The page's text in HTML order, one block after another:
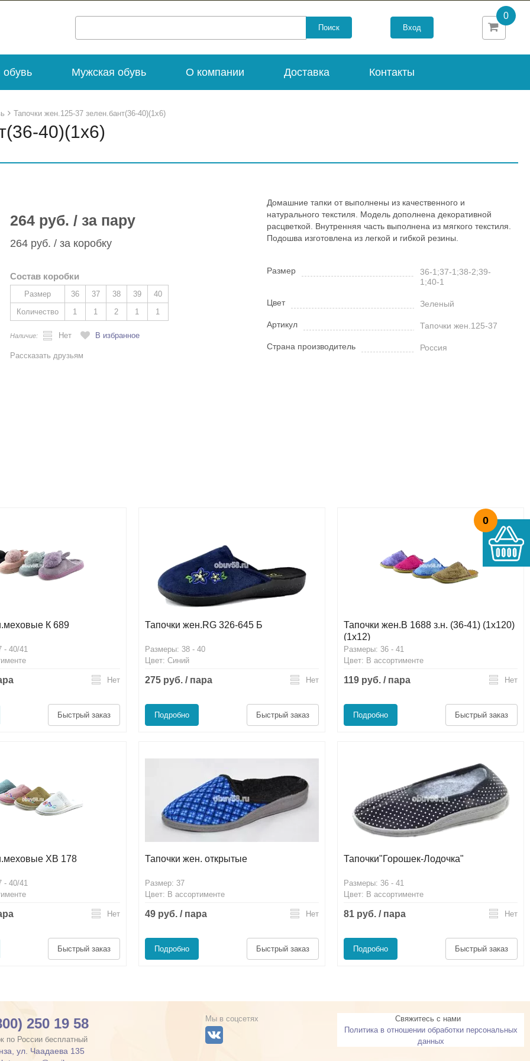
0
Вход
0
Мужская обувь О компании Доставка Контакты
Тапочки жен.125-37 зелен.бант(36-40)(1х6)
40)(1х6)
264 руб. / за пару
264 руб. / за коробку
Состав коробки
Размер 36 37 38 39
40
Количество
1 1 2 1 1
Наличие: Нет В избранное
Рассказать друзьям
Домашние тапки от выполнены из качественного и
натурального текстиля. Модель дополнена декоративной
расцветкой. Внутренняя часть выполнена из мягкого текстиля.
Подошва изготовлена из легкой и гибкой резины.
Размер
36-1;37-1;38-2;39-
1;40-1
Цвет Зеленый
Артикул Тапочки жен.125-37
Страна производитель Россия
К 689
- 40/41
Нет
Быстрый заказ
Тапочки жен.RG 326-645 Б
Размеры: 38 - 40
Цвет: Синий
275 руб. / пара Нет
Подробно Быстрый заказ
Тапочки жен.B 1688 з.н. (36-41) (1х120)
(1х12)
Размеры: 36 - 41
Цвет: В ассортименте
119 руб. / пара Нет
Подробно Быстрый заказ
ХВ 178
- 40/41
Нет
Быстрый заказ
Тапочки жен. открытые
Размер: 37
Цвет: В ассортименте
49 руб. / пара Нет
Подробно Быстрый заказ
Тапочки"Горошек-Лодочка"
Размеры: 36 - 41
Цвет: В ассортименте
81 руб. / пара Нет
Подробно Быстрый заказ
250 19 58
по России бесплатный
ул. Чаадаева 135
Мы в соцсетях
Свяжитесь с нами
Политика в отношении обработки персональных
данных